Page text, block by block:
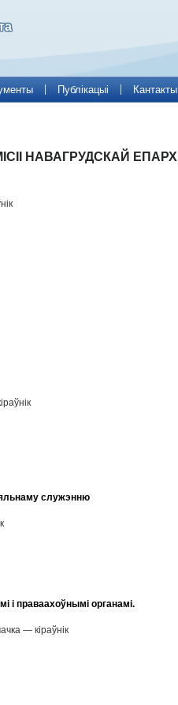
Публікацыі Кантакты
НАВАГРУДСКАЙ ЕПАРХІІ
служэнню
і праваахоўнымі органамі.
— кіраўнік